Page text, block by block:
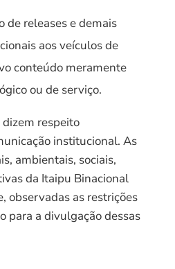
de releases e demais
aos veículos de
conteúdo meramente
ou de serviço.
respeito
institucional. As
ambientais, sociais,
da Itaipu Binacional
observadas as restrições
para a divulgação dessas